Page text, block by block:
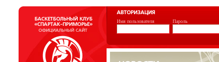
Имя пользователя Пароль